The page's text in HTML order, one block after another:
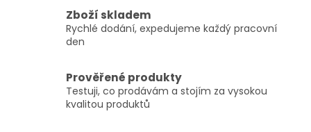
p
r
y
v
Zboží skladem
Rychlé dodání, expedujeme každý pracovní
den
Prověřené produkty
Testuji, co prodávám a stojím za vysokou
kvalitou produktů